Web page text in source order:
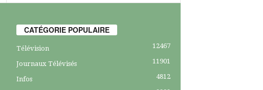
CATÉGORIE POPULAIRE
Télévision 12467
Journaux Télévisés 11901
Infos
4812